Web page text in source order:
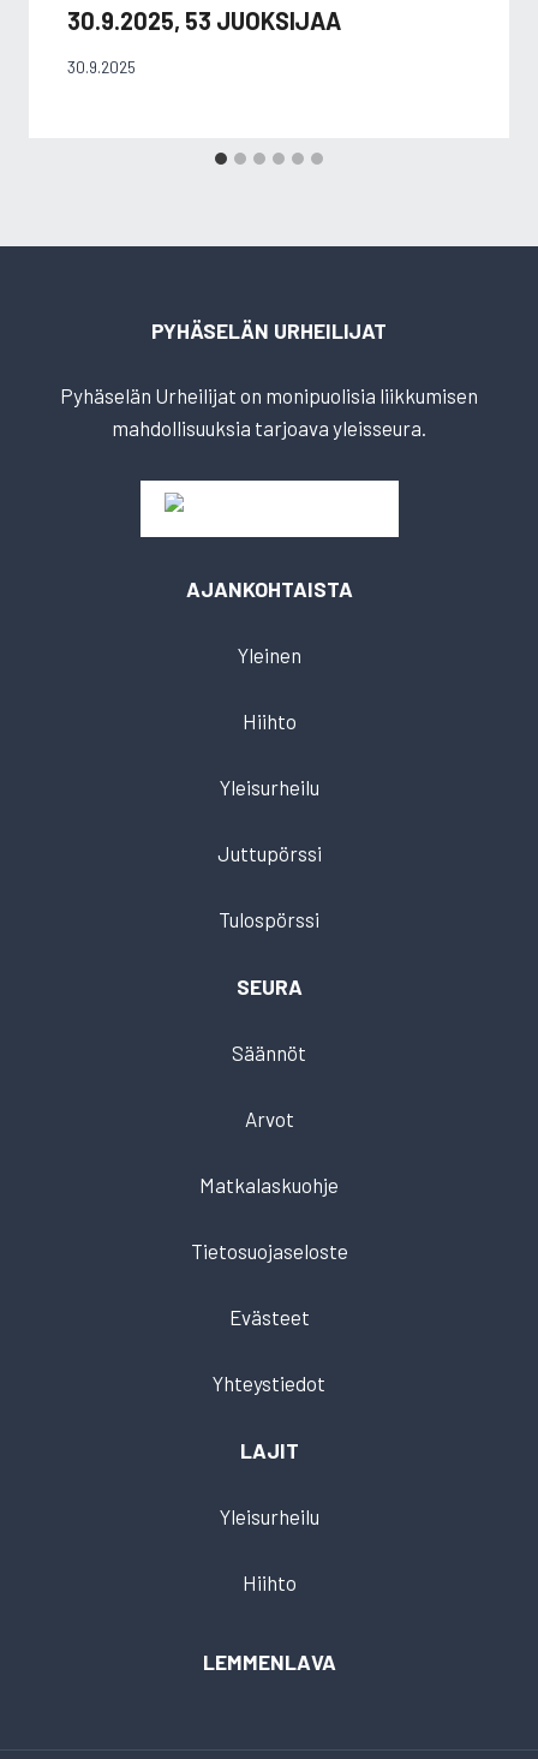
30.9.2025, 53 JUOKSIJAA
30.9.2025
PYHÄSELÄN URHEILIJAT
Pyhäselän Urheilijat on monipuolisia liikkumisen
mahdollisuuksia tarjoava yleisseura.
AJANKOHTAISTA
Yleinen
Hiihto
Yleisurheilu
Juttupörssi
Tulospörssi
SEURA
Säännöt
Arvot
Matkalaskuohje
Tietosuojaseloste
Evästeet
Yhteystiedot
LAJIT
Yleisurheilu
Hiihto
LEMMENLAVA